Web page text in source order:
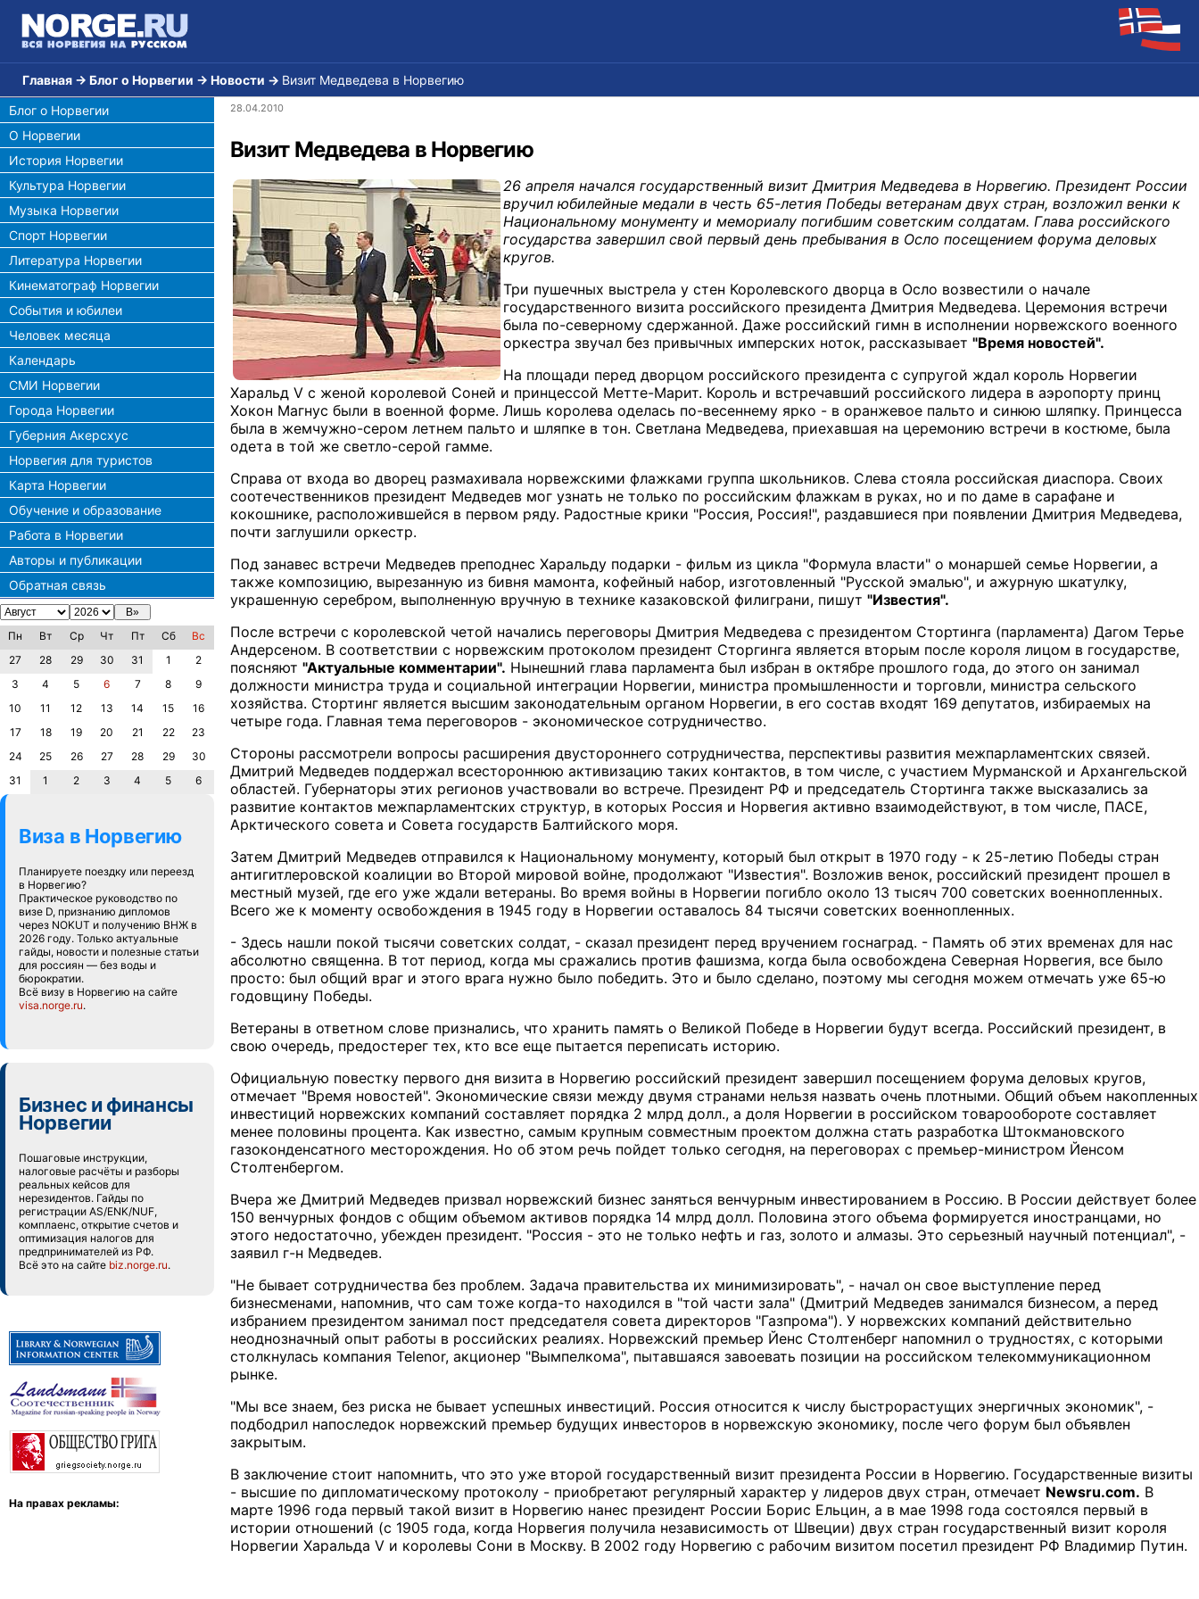
Главная → Блог о Норвегии → Новости → Визит Медведева в Норвегию
Блог о Норвегии
О Норвегии
История Норвегии
Культура Норвегии
Музыка Норвегии
Спорт Норвегии
Литература Норвегии
Кинематограф Норвегии
События и юбилеи
Человек месяца
Календарь
СМИ Норвегии
Города Норвегии
Губерния Акерсхус
Норвегия для туристов
Карта Норвегии
Обучение и образование
Работа в Норвегии
Авторы и публикации
Обратная связь
Пн Вт Ср Чт Пт Сб
Вс
27
28 29 30 31 1
2
3
4 5 6 7 8
9
10
11 12 13 14 15
16
17
18 19 20 21 22
23
24
25 26 27 28 29
30
31
1 2 3 4 5 6
Виза в Норвегию
Планируете поездку или переезд
в Норвегию?
Практическое руководство по
визе D, признанию дипломов
через NOKUT и получению ВНЖ в
2026 году. Только актуальные
гайды, новости и полезные статьи
для россиян — без воды и
бюрократии.
Всё визу в Норвегию на сайте
visa.norge.ru.
Бизнес и финансы
Норвегии
Пошаговые инструкции,
налоговые расчёты и разборы
реальных кейсов для
нерезидентов. Гайды по
регистрации AS/ENK/NUF,
комплаенс, открытие счетов и
оптимизация налогов для
предпринимателей из РФ.
Всё это на сайте biz.norge.ru.
На правах рекламы:
28.04.2010
Визит Медведева в Норвегию
26 апреля начался государственный визит Дмитрия Медведева в Норвегию. Президент России
вручил юбилейные медали в честь 65-летия Победы ветеранам двух стран, возложил венки к
Национальному монументу и мемориалу погибшим советским солдатам. Глава российского
государства завершил свой первый день пребывания в Осло посещением форума деловых
кругов.
Три пушечных выстрела у стен Королевского дворца в Осло возвестили о начале
государственного визита российского президента Дмитрия Медведева. Церемония встречи
была по-северному сдержанной. Даже российский гимн в исполнении норвежского военного
оркестра звучал без привычных имперских ноток, рассказывает "Время новостей".
На площади перед дворцом российского президента с супругой ждал король Норвегии
Харальд V с женой королевой Соней и принцессой Метте-Марит. Король и встречавший российского лидера в аэропорту принц
Хокон Магнус были в военной форме. Лишь королева оделась по-весеннему ярко - в оранжевое пальто и синюю шляпку. Принцесса
была в жемчужно-сером летнем пальто и шляпке в тон. Светлана Медведева, приехавшая на церемонию встречи в костюме, была
одета в той же светло-серой гамме.
Справа от входа во дворец размахивала норвежскими флажками группа школьников. Слева стояла российская диаспора. Своих
соотечественников президент Медведев мог узнать не только по российским флажкам в руках, но и по даме в сарафане и
кокошнике, расположившейся в первом ряду. Радостные крики "Россия, Россия!", раздавшиеся при появлении Дмитрия Медведева,
почти заглушили оркестр.
Под занавес встречи Медведев преподнес Харальду подарки - фильм из цикла "Формула власти" о монаршей семье Норвегии, а
также композицию, вырезанную из бивня мамонта, кофейный набор, изготовленный "Русской эмалью", и ажурную шкатулку,
украшенную серебром, выполненную вручную в технике казаковской филиграни, пишут "Известия".
После встречи с королевской четой начались переговоры Дмитрия Медведева с президентом Стортинга (парламента) Дагом Терье
Андерсеном. В соответствии с норвежским протоколом президент Сторгинга является вторым после короля лицом в государстве,
поясняют "Актуальные комментарии". Нынешний глава парламента был избран в октябре прошлого года, до этого он занимал
должности министра труда и социальной интеграции Норвегии, министра промышленности и торговли, министра сельского
хозяйства. Стортинг является высшим законодательным органом Норвегии, в его состав входят 169 депутатов, избираемых на
четыре года. Главная тема переговоров - экономическое сотрудничество.
Стороны рассмотрели вопросы расширения двустороннего сотрудничества, перспективы развития межпарламентских связей.
Дмитрий Медведев поддержал всестороннюю активизацию таких контактов, в том числе, с участием Мурманской и Архангельской
областей. Губернаторы этих регионов участвовали во встрече. Президент РФ и председатель Стортинга также высказались за
развитие контактов межпарламентских структур, в которых Россия и Норвегия активно взаимодействуют, в том числе, ПАСЕ,
Арктического совета и Совета государств Балтийского моря.
Затем Дмитрий Медведев отправился к Национальному монументу, который был открыт в 1970 году - к 25-летию Победы стран
антигитлеровской коалиции во Второй мировой войне, продолжают "Известия". Возложив венок, российский президент прошел в
местный музей, где его уже ждали ветераны. Во время войны в Норвегии погибло около 13 тысяч 700 советских военнопленных.
Всего же к моменту освобождения в 1945 году в Норвегии оставалось 84 тысячи советских военнопленных.
- Здесь нашли покой тысячи советских солдат, - сказал президент перед вручением госнаград. - Память об этих временах для нас
абсолютно священна. В тот период, когда мы сражались против фашизма, когда была освобождена Северная Норвегия, все было
просто: был общий враг и этого врага нужно было победить. Это и было сделано, поэтому мы сегодня можем отмечать уже 65-ю
годовщину Победы.
Ветераны в ответном слове признались, что хранить память о Великой Победе в Норвегии будут всегда. Российский президент, в
свою очередь, предостерег тех, кто все еще пытается переписать историю.
Официальную повестку первого дня визита в Норвегию российский президент завершил посещением форума деловых кругов,
отмечает "Время новостей". Экономические связи между двумя странами нельзя назвать очень плотными. Общий объем накопленных
инвестиций норвежских компаний составляет порядка 2 млрд долл., а доля Норвегии в российском товарообороте составляет
менее половины процента. Как известно, самым крупным совместным проектом должна стать разработка Штокмановского
газоконденсатного месторождения. Но об этом речь пойдет только сегодня, на переговорах с премьер-министром Йенсом
Столтенбергом.
Вчера же Дмитрий Медведев призвал норвежский бизнес заняться венчурным инвестированием в Россию. В России действует более
150 венчурных фондов с общим объемом активов порядка 14 млрд долл. Половина этого объема формируется иностранцами, но
этого недостаточно, убежден президент. "Россия - это не только нефть и газ, золото и алмазы. Это серьезный научный потенциал", -
заявил г-н Медведев.
"Не бывает сотрудничества без проблем. Задача правительства их минимизировать", - начал он свое выступление перед
бизнесменами, напомнив, что сам тоже когда-то находился в "той части зала" (Дмитрий Медведев занимался бизнесом, а перед
избранием президентом занимал пост председателя совета директоров "Газпрома"). У норвежских компаний действительно
неоднозначный опыт работы в российских реалиях. Норвежский премьер Йенс Столтенберг напомнил о трудностях, с которыми
столкнулась компания Telenor, акционер "Вымпелкома", пытавшаяся завоевать позиции на российском телекоммуникационном
рынке.
"Мы все знаем, без риска не бывает успешных инвестиций. Россия относится к числу быстрорастущих энергичных экономик", -
подбодрил напоследок норвежский премьер будущих инвесторов в норвежскую экономику, после чего форум был объявлен
закрытым.
В заключение стоит напомнить, что это уже второй государственный визит президента России в Норвегию. Государственные визиты
- высшие по дипломатическому протоколу - приобретают регулярный характер у лидеров двух стран, отмечает Newsru.com. В
марте 1996 года первый такой визит в Норвегию нанес президент России Борис Ельцин, а в мае 1998 года состоялся первый в
истории отношений (с 1905 года, когда Норвегия получила независимость от Швеции) двух стран государственный визит короля
Норвегии Харальда V и королевы Сони в Москву. В 2002 году Норвегию с рабочим визитом посетил президент РФ Владимир Путин.